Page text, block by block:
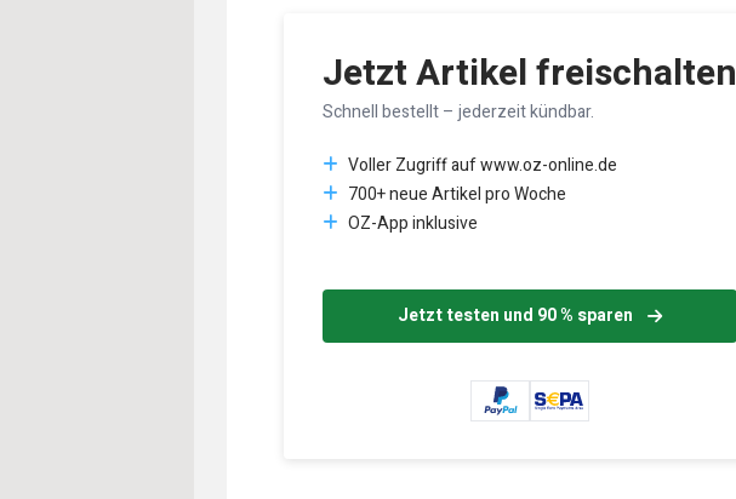
Jetzt Artikel freischalten
Schnell bestellt – jederzeit kündbar.
Voller Zugriff auf www.oz-online.de
700+ neue Artikel pro Woche
OZ-App inklusive
Jetzt testen und 90 % sparen